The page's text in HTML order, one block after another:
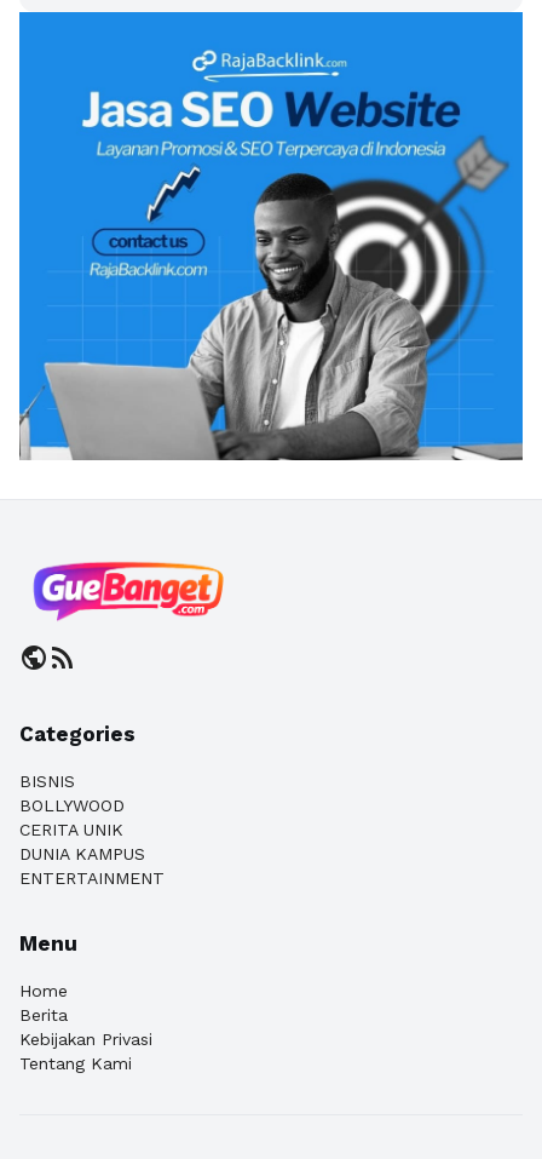
publicrss_feed
Categories
BISNIS
BOLLYWOOD
CERITA UNIK
DUNIA KAMPUS
ENTERTAINMENT
Menu
Home
Berita
Kebijakan Privasi
Tentang Kami